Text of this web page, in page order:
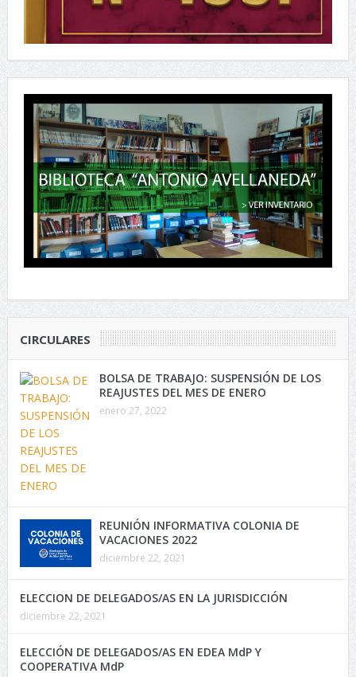
CIRCULARES
BOLSA DE TRABAJO: SUSPENSIÓN DE LOS
REAJUSTES DEL MES DE ENERO
enero 27, 2022
REUNIÓN INFORMATIVA COLONIA DE
VACACIONES 2022
diciembre 22, 2021
ELECCION DE DELEGADOS/AS EN LA JURISDICCIÓN
diciembre 22, 2021
ELECCIÓN DE DELEGADOS/AS EN EDEA MdP Y
COOPERATIVA MdP